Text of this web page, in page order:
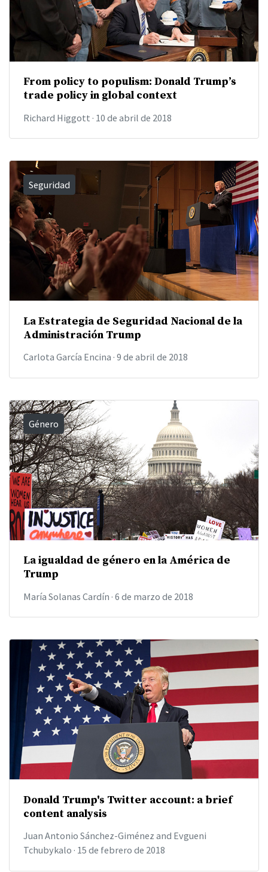
From policy to populism: Donald Trump’s
trade policy in global context
Richard Higgott · 10 de abril de 2018
Seguridad
La Estrategia de Seguridad Nacional de la
Administración Trump
Carlota García Encina · 9 de abril de 2018
Género
La igualdad de género en la América de
Trump
María Solanas Cardín · 6 de marzo de 2018
Donald Trump's Twitter account: a brief
content analysis
Juan Antonio Sánchez-Giménez and Evgueni
Tchubykalo · 15 de febrero de 2018